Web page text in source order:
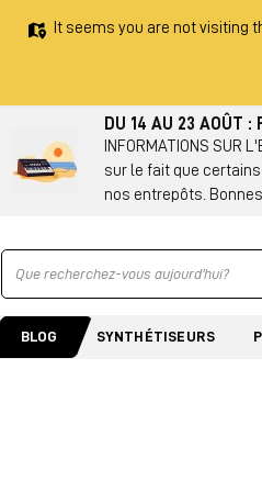
It seems you are not visiting
DU 14 AU 23 AOÛT :
INFORMATIONS
sur le fait que
nos entrepôts.
Ricerca
BLOG SYNTHÉTISEURS